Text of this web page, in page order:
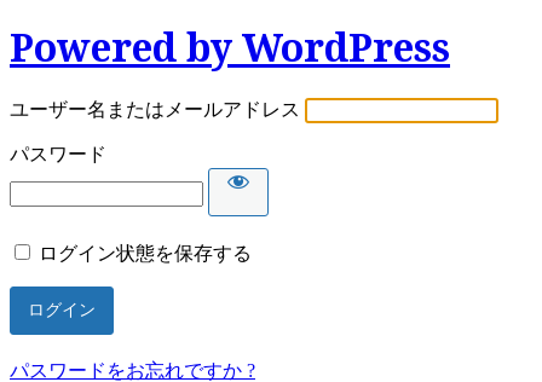
Powered by WordPress
ユーザー名またはメールアドレス
パスワード
ログイン状態を保存する
パスワードをお忘れですか ?